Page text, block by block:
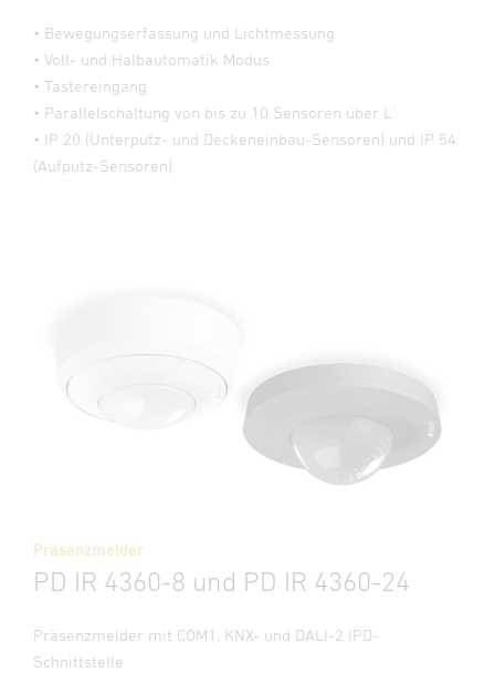
• Bewegungserfassung und Lichtmessung
• Voll- und Halbautomatik Modus
• Tastereingang
• Parallelschaltung von bis zu 10 Sensoren über L'
• IP 20 (Unterputz- und Deckeneinbau-Sensoren) und IP 54
(Aufputz-Sensoren)
Präsenzmelder
PD IR 4360-8 und PD IR 4360-24
Präsenzmelder mit COM1, KNX- und DALI-2 IPD-
Schnittstelle